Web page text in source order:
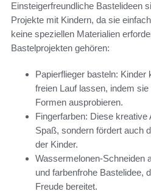
Einsteigerfreundliche Bastelideen
Projekte mit Kindern, da sie
keine speziellen Materialien
Bastelprojekten gehören:
Papierflieger basteln: Kinder
freien Lauf lassen, indem
Formen ausprobieren.
Fingerfarben: Diese
Spaß, sondern fördert auch
der Kinder.
Wassermelonen-Schneiden
und farbenfrohe Bastelidee,
Freude bereitet.